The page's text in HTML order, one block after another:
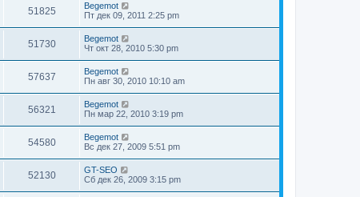
51825
Begemot
Пт дек 09, 2011 2:25 pm
51730
Begemot
Чт окт 28, 2010 5:30 pm
57637
Begemot
Пн авг 30, 2010 10:10 am
56321
Begemot
Пн мар 22, 2010 3:19 pm
54580
Begemot
Вс дек 27, 2009 5:51 pm
52130
GT-SEO
Сб дек 26, 2009 3:15 pm